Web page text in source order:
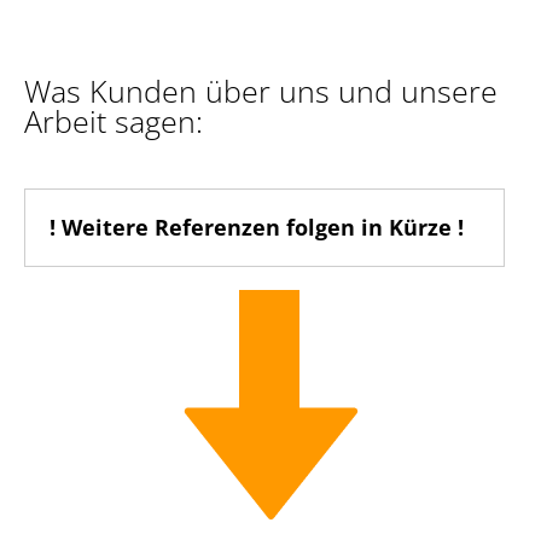
Was Kunden über uns und unsere
Arbeit sagen:
! Weitere Referenzen folgen in Kürze !